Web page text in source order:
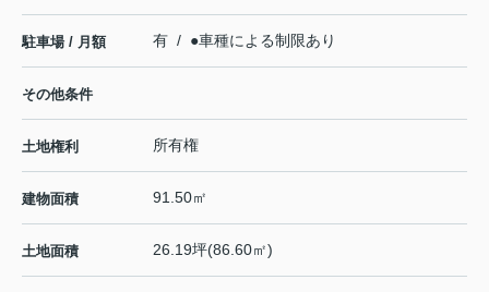
駐車場 / 月額 有 / ●車種による制限あり
その他条件
土地権利 所有権
建物面積 91.50㎡
土地面積 26.19坪(86.60㎡)